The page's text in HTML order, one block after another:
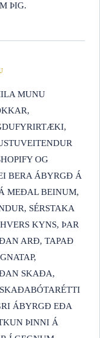
ÞIG.
MUNU
OG
BERA ÁBYRGÐ Á
MEÐAL BEINUM,
SÉRSTAKA
KYNS, ÞAR
ARÐ, TAPAÐ
SKAÐA,
ÁBYRGÐ EÐA
ÞINNI Á